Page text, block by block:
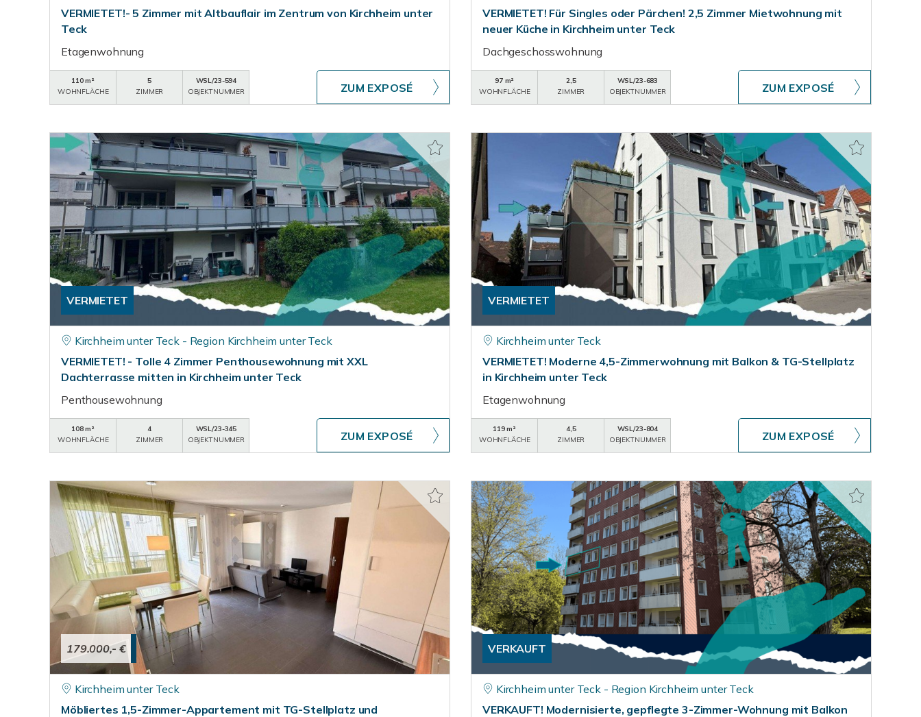
VERMIETET!- 5 Zimmer mit Altbauflair im Zentrum von Kirchheim unter
Teck
Etagenwohnung
110 m²
WOHNFLÄCHE
5
ZIMMER
WSL/23-594
OBJEKTNUMMER
ZUM EXPOSÉ
VERMIETET! Für Singles oder Pärchen! 2,5 Zimmer Mietwohnung mit
neuer Küche in Kirchheim unter Teck
Dachgeschosswohnung
97 m²
WOHNFLÄCHE
2,5
ZIMMER
WSL/23-683
OBJEKTNUMMER
ZUM EXPOSÉ
VERMIETET
Kirchheim unter Teck - Region Kirchheim unter Teck
VERMIETET! - Tolle 4 Zimmer Penthousewohnung mit XXL
Dachterrasse mitten in Kirchheim unter Teck
Penthousewohnung
108 m²
WOHNFLÄCHE
4
ZIMMER
WSL/23-345
OBJEKTNUMMER
ZUM EXPOSÉ
VERMIETET
Kirchheim unter Teck
VERMIETET! Moderne 4,5-Zimmerwohnung mit Balkon & TG-Stellplatz
in Kirchheim unter Teck
Etagenwohnung
119 m²
WOHNFLÄCHE
4,5
ZIMMER
WSL/23-804
OBJEKTNUMMER
ZUM EXPOSÉ
179.000,- €
Kirchheim unter Teck
Möbliertes 1,5-Zimmer-Appartement mit TG-Stellplatz und
VERKAUFT
Kirchheim unter Teck - Region Kirchheim unter Teck
VERKAUFT! Modernisierte, gepflegte 3-Zimmer-Wohnung mit Balkon